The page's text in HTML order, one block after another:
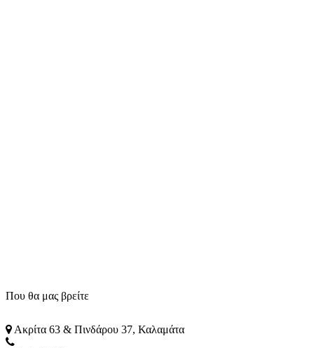
Που θα μας βρείτε
Ακρίτα 63 & Πινδάρου 37, Καλαμάτα